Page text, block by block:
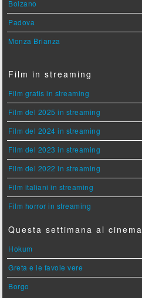
Bolzano
Padova
Monza Brianza
Film in streaming
Film gratis in streaming
Film del 2025 in streaming
Film del 2024 in streaming
Film del 2023 in streaming
Film del 2022 in streaming
Film italiani in streaming
Film horror in streaming
Questa settimana al cinema
Hokum
Greta e le favole vere
Borgo